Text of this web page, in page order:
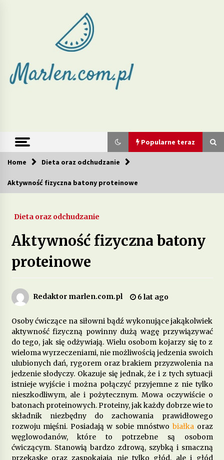
i zdrowe diety
Popularne teraz
Popularne teraz
2 tygodnie ago
Jakie są zalety stosowania diety opartej na
produktach pełnoziarnistych?
1 miesiąc ago
jakie produkty pomagają w leczeniu?
Jakie są korzyści z wprowadzenia do diety
fermentowanych produktów mlecznych?
4 miesiące ago
Dieta w leczeniu chorób serca – jakie produkty
są szczególnie polecane?
5 miesięcy ago
Jakie suplementy warto wprowadzić do diety na
poprawę jakości snu?
5 miesięcy ago
Home Dieta oraz odchudzanie
Aktywność fizyczna batony proteinowe
Dieta oraz odchudzanie
Aktywność fizyczna batony
proteinowe
Redaktor marlen.com.pl 6 lat ago
Osoby ćwiczące na siłowni bądź wykonujące jakąkolwiek
aktywność fizyczną powinny dużą wagę przywiązywać
do tego, jak się odżywiają. Wielu osobom kojarzy się to z
wieloma wyrzeczeniami, nie możliwością jedzenia swoich
ulubionych dań, rygorem oraz brakiem przyzwolenia na
jedzenie słodyczy. Okazuje się jednak, że i z tych sytuacji
istnieje wyjście i można połączyć przyjemne z nie tylko
nieszkodliwym, ale i pożytecznym. Mowa oczywiście o
batonach proteinowych. Proteiny, jak każdy dobrze wie to
składnik niezbędny do zachowania prawidłowego
rozwoju mięśni. Posiadają w sobie mnóstwo białkaoraz
węglowodanów, które to potrzebne są osobom
ćwiczącym. Stanowią bardzo zdrową, szybką i smaczną
przekąskę oraz zaspokajają nie tylko głód, ale i głód